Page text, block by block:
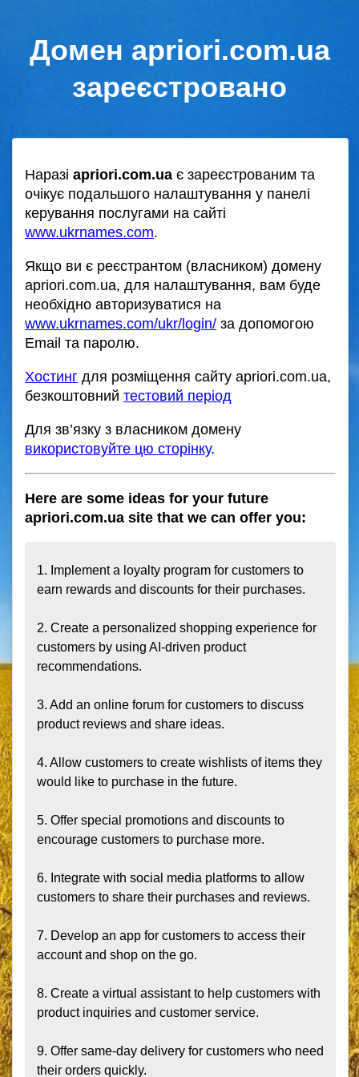
Домен apriori.com.ua
зареєстровано
Наразі apriori.com.ua є зареєстрованим та
очікує подальшого налаштування у панелі
керування послугами на сайті
www.ukrnames.com.
Якщо ви є реєстрантом (власником) домену
apriori.com.ua, для налаштування, вам буде
необхідно авторизуватися на
www.ukrnames.com/ukr/login/ за допомогою
Email та паролю.
Хостинг для розміщення сайту apriori.com.ua,
безкоштовний тестовий період
Для зв’язку з власником домену
використовуйте цю сторінку.
Here are some ideas for your future
apriori.com.ua site that we can offer you:
1. Implement a loyalty program for customers to
earn rewards and discounts for their purchases.
2. Create a personalized shopping experience for
customers by using AI-driven product
recommendations.
3. Add an online forum for customers to discuss
product reviews and share ideas.
4. Allow customers to create wishlists of items they
would like to purchase in the future.
5. Offer special promotions and discounts to
encourage customers to purchase more.
6. Integrate with social media platforms to allow
customers to share their purchases and reviews.
7. Develop an app for customers to access their
account and shop on the go.
8. Create a virtual assistant to help customers with
product inquiries and customer service.
9. Offer same-day delivery for customers who need
their orders quickly.